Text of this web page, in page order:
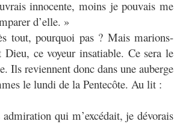
innocente, moins je pouvais me
d’elle. »
tout, pourquoi pas ? Mais marions-
Dieu, ce voyeur insatiable. Ce sera le
Ils reviennent donc dans une auberge
le lundi de la Pentecôte. Au lit :
qui m’excédait, je dévorais